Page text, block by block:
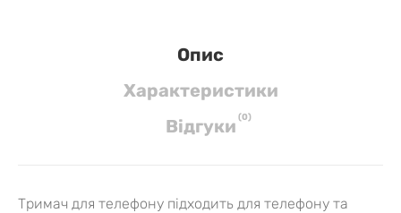
Опис
Характеристики
Вiдгуки (0)
Тримач для телефону підходить для телефону та